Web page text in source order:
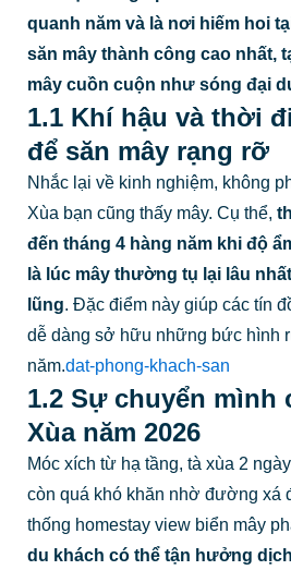
quanh năm và là nơi hiếm hoi
săn mây thành công cao nhất,
mây cuồn cuộn như sóng đại
1.1 Khí hậu và thời
để săn mây rạng rỡ
Nhắc lại về kinh nghiệm, không
Xùa bạn cũng thấy mây. Cụ thể,
đến tháng 4 hàng năm khi độ
là lúc mây thường tụ lại lâu
lũng. Đặc điểm này giúp các tín
dễ dàng sở hữu những bức hình
năm.dat-phong-khach-san
1.2 Sự chuyển mình
Xùa năm 2026
Móc xích từ hạ tầng, tà xùa 2
còn quá khó khăn nhờ đường xá
thống homestay view biển mây
du khách có thể tận hưởng